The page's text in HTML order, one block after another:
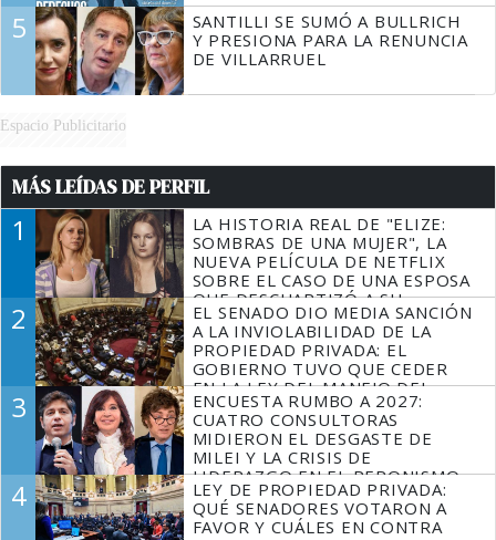
5
SANTILLI SE SUMÓ A BULLRICH
Y PRESIONA PARA LA RENUNCIA
DE VILLARRUEL
Espacio Publicitario
MÁS LEÍDAS DE PERFIL
1
LA HISTORIA REAL DE "ELIZE:
SOMBRAS DE UNA MUJER", LA
NUEVA PELÍCULA DE NETFLIX
SOBRE EL CASO DE UNA ESPOSA
QUE DESCUARTIZÓ A SU
MARIDO
2
EL SENADO DIO MEDIA SANCIÓN
A LA INVIOLABILIDAD DE LA
PROPIEDAD PRIVADA: EL
GOBIERNO TUVO QUE CEDER
EN LA LEY DEL MANEJO DEL
FUEGO
3
ENCUESTA RUMBO A 2027:
CUATRO CONSULTORAS
MIDIERON EL DESGASTE DE
MILEI Y LA CRISIS DE
LIDERAZGO EN EL PERONISMO
4
LEY DE PROPIEDAD PRIVADA:
QUÉ SENADORES VOTARON A
FAVOR Y CUÁLES EN CONTRA